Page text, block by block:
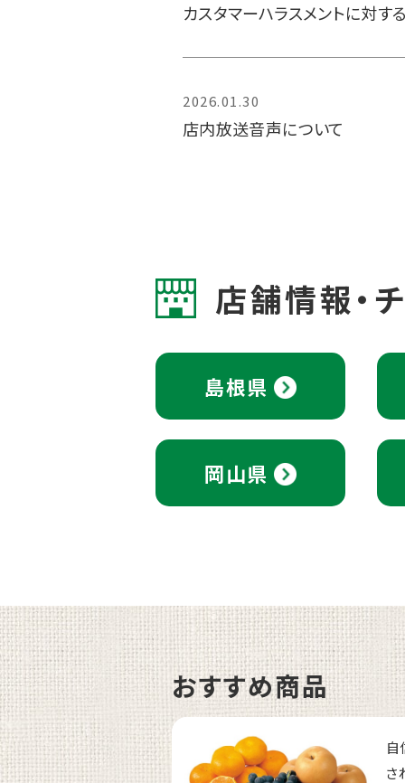
カスタマーハラスメントに対す
2026.01.30
店内放送音声について
店舗情報・
島根県
岡山県
おすすめ商品
自
さ